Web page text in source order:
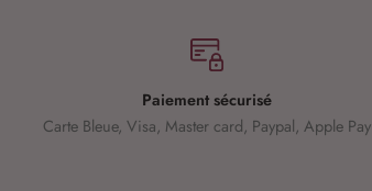
Paiement sécurisé
Carte Bleue, Visa, Master card, Paypal, Apple Pay